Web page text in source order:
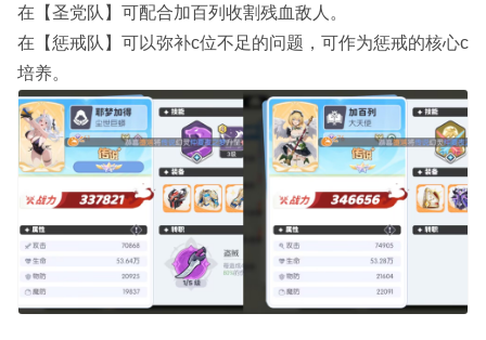
在【圣党队】可配合加百列收割残血敌人。
在【惩戒队】可以弥补c位不足的问题，可作为惩戒的核心c
培养。